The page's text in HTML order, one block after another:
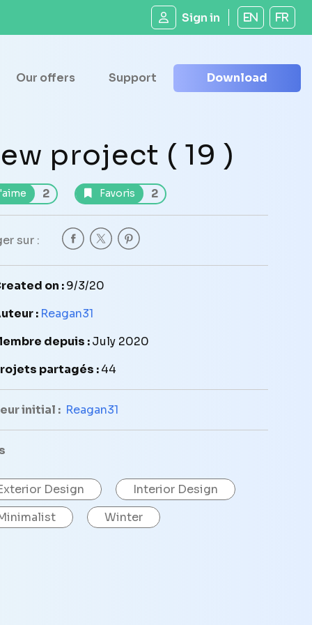
Sign in EN FR
Our offers Support Download
project ( 19 )
2 Favoris 2
sur :
on :9/3/20
: Reagan31
depuis :July 2020
partagés :44
initial : Reagan31
Design
Interior Design
Winter